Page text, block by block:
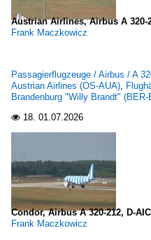
Austrian Airlines, Airbus A 320-
Frank Maczkowicz
Passagierflugzeuge / Airbus / A
Austrian Airlines (OS-AUA),
Brandenburg "Willy Brandt" (BER-
 18. 01.07.2026
Condor, Airbus A 320-212, D-
Frank Maczkowicz